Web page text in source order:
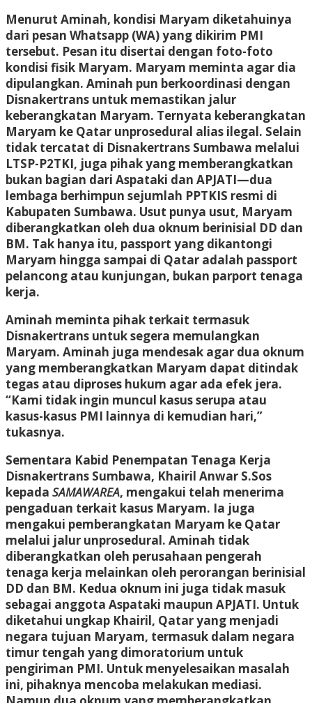
Menurut Aminah, kondisi Maryam diketahuinya
dari pesan Whatsapp (WA) yang dikirim PMI
tersebut. Pesan itu disertai dengan foto-foto
kondisi fisik Maryam. Maryam meminta agar dia
dipulangkan. Aminah pun berkoordinasi dengan
Disnakertrans untuk memastikan jalur
keberangkatan Maryam. Ternyata keberangkatan
Maryam ke Qatar unprosedural alias ilegal. Selain
tidak tercatat di Disnakertrans Sumbawa melalui
LTSP-P2TKI, juga pihak yang memberangkatkan
bukan bagian dari Aspataki dan APJATI—dua
lembaga berhimpun sejumlah PPTKIS resmi di
Kabupaten Sumbawa. Usut punya usut, Maryam
diberangkatkan oleh dua oknum berinisial DD dan
BM. Tak hanya itu, passport yang dikantongi
Maryam hingga sampai di Qatar adalah passport
pelancong atau kunjungan, bukan parport tenaga
kerja.
Aminah meminta pihak terkait termasuk
Disnakertrans untuk segera memulangkan
Maryam. Aminah juga mendesak agar dua oknum
yang memberangkatkan Maryam dapat ditindak
tegas atau diproses hukum agar ada efek jera.
“Kami tidak ingin muncul kasus serupa atau
kasus-kasus PMI lainnya di kemudian hari,”
tukasnya.
Sementara Kabid Penempatan Tenaga Kerja
Disnakertrans Sumbawa, Khairil Anwar S.Sos
kepada SAMAWAREA, mengakui telah menerima
pengaduan terkait kasus Maryam. Ia juga
mengakui pemberangkatan Maryam ke Qatar
melalui jalur unprosedural. Aminah tidak
diberangkatkan oleh perusahaan pengerah
tenaga kerja melainkan oleh perorangan berinisial
DD dan BM. Kedua oknum ini juga tidak masuk
sebagai anggota Aspataki maupun APJATI. Untuk
diketahui ungkap Khairil, Qatar yang menjadi
negara tujuan Maryam, termasuk dalam negara
timur tengah yang dimoratorium untuk
pengiriman PMI. Untuk menyelesaikan masalah
ini, pihaknya mencoba melakukan mediasi.